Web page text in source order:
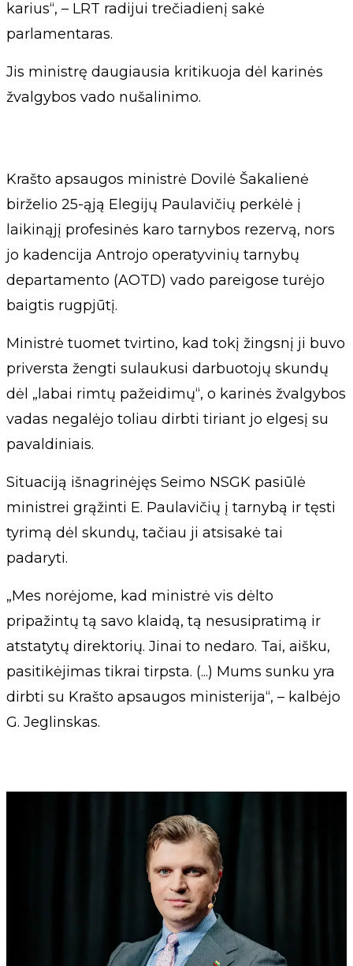
karius“, – LRT radijui trečiadienį sakė
parlamentaras.
Jis ministrę daugiausia kritikuoja dėl karinės
žvalgybos vado nušalinimo.
Krašto apsaugos ministrė Dovilė Šakalienė
birželio 25-ąją Elegijų Paulavičių perkėlė į
laikinąjį profesinės karo tarnybos rezervą, nors
jo kadencija Antrojo operatyvinių tarnybų
departamento (AOTD) vado pareigose turėjo
baigtis rugpjūtį.
Ministrė tuomet tvirtino, kad tokį žingsnį ji buvo
priversta žengti sulaukusi darbuotojų skundų
dėl „labai rimtų pažeidimų“, o karinės žvalgybos
vadas negalėjo toliau dirbti tiriant jo elgesį su
pavaldiniais.
Situaciją išnagrinėjęs Seimo NSGK pasiūlė
ministrei grąžinti E. Paulavičių į tarnybą ir tęsti
tyrimą dėl skundų, tačiau ji atsisakė tai
padaryti.
„Mes norėjome, kad ministrė vis dėlto
pripažintų tą savo klaidą, tą nesusipratimą ir
atstatytų direktorių. Jinai to nedaro. Tai, aišku,
pasitikėjimas tikrai tirpsta. (...) Mums sunku yra
dirbti su Krašto apsaugos ministerija“, – kalbėjo
G. Jeglinskas.